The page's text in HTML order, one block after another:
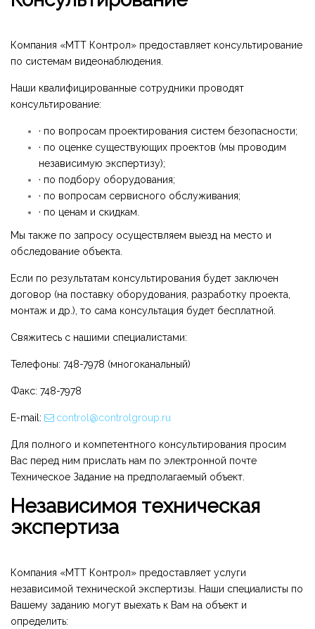
Компания «МТТ Контрол» предоставляет консультирование
по системам видеонаблюдения.
Наши квалифицированные сотрудники проводят
консультирование:
· по вопросам проектирования систем безопасности;
· по оценке существующих проектов (мы проводим
независимую экспертизу);
· по подбору оборудования;
· по вопросам сервисного обслуживания;
· по ценам и скидкам.
Мы также по запросу осуществляем выезд на место и
обследование объекта.
Если по результатам консультирования будет заключен
договор (на поставку оборудования, разработку проекта,
монтаж и др.), то сама консультация будет бесплатной.
Свяжитесь с нашими специалистами:
Телефоны: 748-7978 (многоканальный)
Факс: 748-7978
E-mail: control@controlgroup.ru
Для полного и компетентного консультирования просим
Вас перед ним прислать нам по электронной почте
Техническое Задание на предполагаемый объект.
Независимоя техническая
экспертиза
Компания «МТТ Контрол» предоставляет услуги
независимой технической экспертизы. Наши специалисты по
Вашему заданию могут выехать к Вам на объект и
определить: